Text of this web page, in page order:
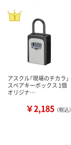
アスクル「現場のチカラ」
スペアキーボックス 1個
オリジナ…
￥2,185 （税込）